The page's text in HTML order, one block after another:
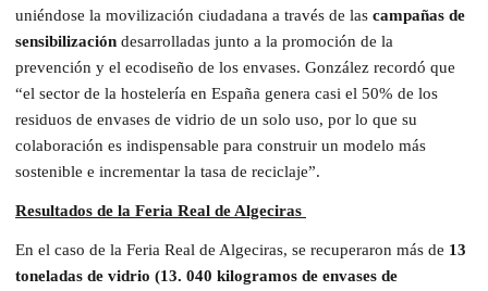
uniéndose la movilización ciudadana a través de las campañas de
sensibilización desarrolladas junto a la promoción de la
prevención y el ecodiseño de los envases. González recordó que
“el sector de la hostelería en España genera casi el 50% de los
residuos de envases de vidrio de un solo uso, por lo que su
colaboración es indispensable para construir un modelo más
sostenible e incrementar la tasa de reciclaje”.
Resultados de la Feria Real de Algeciras
En el caso de la Feria Real de Algeciras, se recuperaron más de 13
toneladas de vidrio (13. 040 kilogramos de envases de